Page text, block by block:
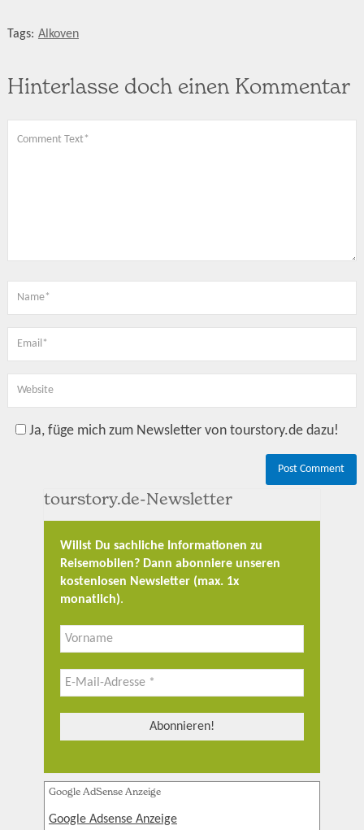
Tags: Alkoven
Hinterlasse doch einen Kommentar
Ja, füge mich zum Newsletter von tourstory.de dazu!
tourstory.de-Newsletter
Willst Du sachliche Informationen zu
Reisemobilen? Dann abonniere unseren
kostenlosen Newsletter (max. 1x
monatlich).
Google AdSense Anzeige
Google Adsense Anzeige